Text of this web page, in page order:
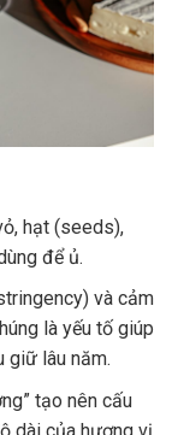
hạt (seeds),
để ủ.
và cảm
là yếu tố giúp
giữ lâu năm.
tạo nên cấu